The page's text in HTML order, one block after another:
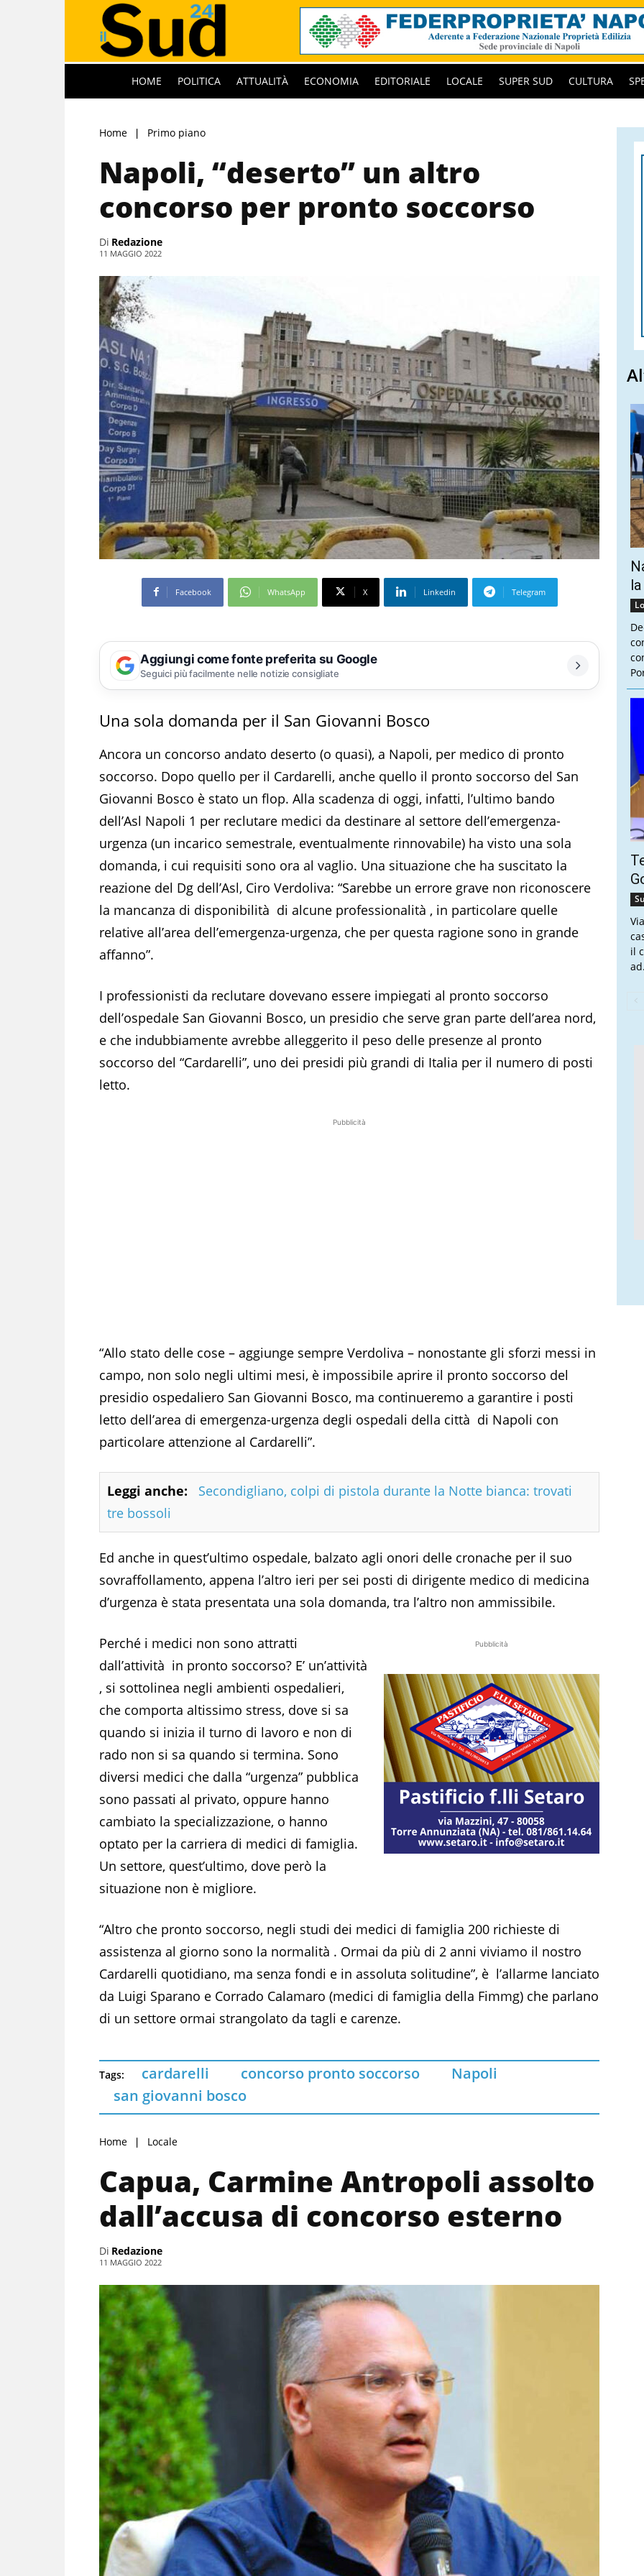
HOME POLITICA ATTUALITÀ ECONOMIA EDITORIALE LOCALE SUPER SUD CULTURA
Home Primo piano
Napoli, “deserto” un altro
concorso per pronto soccorso
Di Redazione
11 MAGGIO 2022
Facebook WhatsApp X Linkedin Telegram
Aggiungi come fonte preferita su Google
Seguici più facilmente nelle notizie consigliate
Una sola domanda per il San Giovanni Bosco
Ancora un concorso andato deserto (o quasi), a Napoli, per medico di pronto
soccorso. Dopo quello per il Cardarelli, anche quello il pronto soccorso del San
Giovanni Bosco è stato un flop. Alla scadenza di oggi, infatti, l’ultimo bando
dell’Asl Napoli 1 per reclutare medici da destinare al settore dell’emergenza-
urgenza (un incarico semestrale, eventualmente rinnovabile) ha visto una sola
domanda, i cui requisiti sono ora al vaglio. Una situazione che ha suscitato la
reazione del Dg dell’Asl, Ciro Verdoliva: “Sarebbe un errore grave non riconoscere
la mancanza di disponibilità di alcune professionalità , in particolare quelle
relative all’area dell’emergenza-urgenza, che per questa ragione sono in grande
affanno”.
I professionisti da reclutare dovevano essere impiegati al pronto soccorso
dell’ospedale San Giovanni Bosco, un presidio che serve gran parte dell’area nord,
e che indubbiamente avrebbe alleggerito il peso delle presenze al pronto
soccorso del “Cardarelli”, uno dei presidi più grandi di Italia per il numero di posti
letto.
Pubblicità
“Allo stato delle cose – aggiunge sempre Verdoliva – nonostante gli sforzi messi in
campo, non solo negli ultimi mesi, è impossibile aprire il pronto soccorso del
presidio ospedaliero San Giovanni Bosco, ma continueremo a garantire i posti
letto dell’area di emergenza-urgenza degli ospedali della città di Napoli con
particolare attenzione al Cardarelli”.
Leggi anche:
Secondigliano, colpi di pistola durante la Notte bianca: trovati
tre bossoli
Ed anche in quest’ultimo ospedale, balzato agli onori delle cronache per il suo
sovraffollamento, appena l’altro ieri per sei posti di dirigente medico di medicina
d’urgenza è stata presentata una sola domanda, tra l’altro non ammissibile.
Pubblicità
Perché i medici non sono attratti
dall’attività in pronto soccorso? E’ un’attività
, si sottolinea negli ambienti ospedalieri,
che comporta altissimo stress, dove si sa
quando si inizia il turno di lavoro e non di
rado non si sa quando si termina. Sono
diversi medici che dalla “urgenza” pubblica
sono passati al privato, oppure hanno
cambiato la specializzazione, o hanno
optato per la carriera di medici di famiglia.
Un settore, quest’ultimo, dove però la
situazione non è migliore.
“Altro che pronto soccorso, negli studi dei medici di famiglia 200 richieste di
assistenza al giorno sono la normalità . Ormai da più di 2 anni viviamo il nostro
Cardarelli quotidiano, ma senza fondi e in assoluta solitudine”, è l’allarme lanciato
da Luigi Sparano e Corrado Calamaro (medici di famiglia della Fimmg) che parlano
di un settore ormai strangolato da tagli e carenze.
Tags: cardarelli concorso pronto soccorso
Napoli
san giovanni bosco
Home Locale
Capua, Carmine Antropoli assolto
dall’accusa di concorso esterno
Di Redazione
11 MAGGIO 2022
il